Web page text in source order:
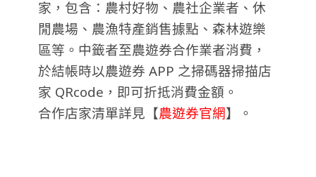
家，包含：農村好物、農社企業者、休
閒農場、農漁特產銷售據點、森林遊樂
區等。中籤者至農遊券合作業者消費，
於結帳時以農遊券 APP 之掃碼器掃描店
家 QRcode，即可折抵消費金額。
合作店家清單詳見【農遊券官網】。